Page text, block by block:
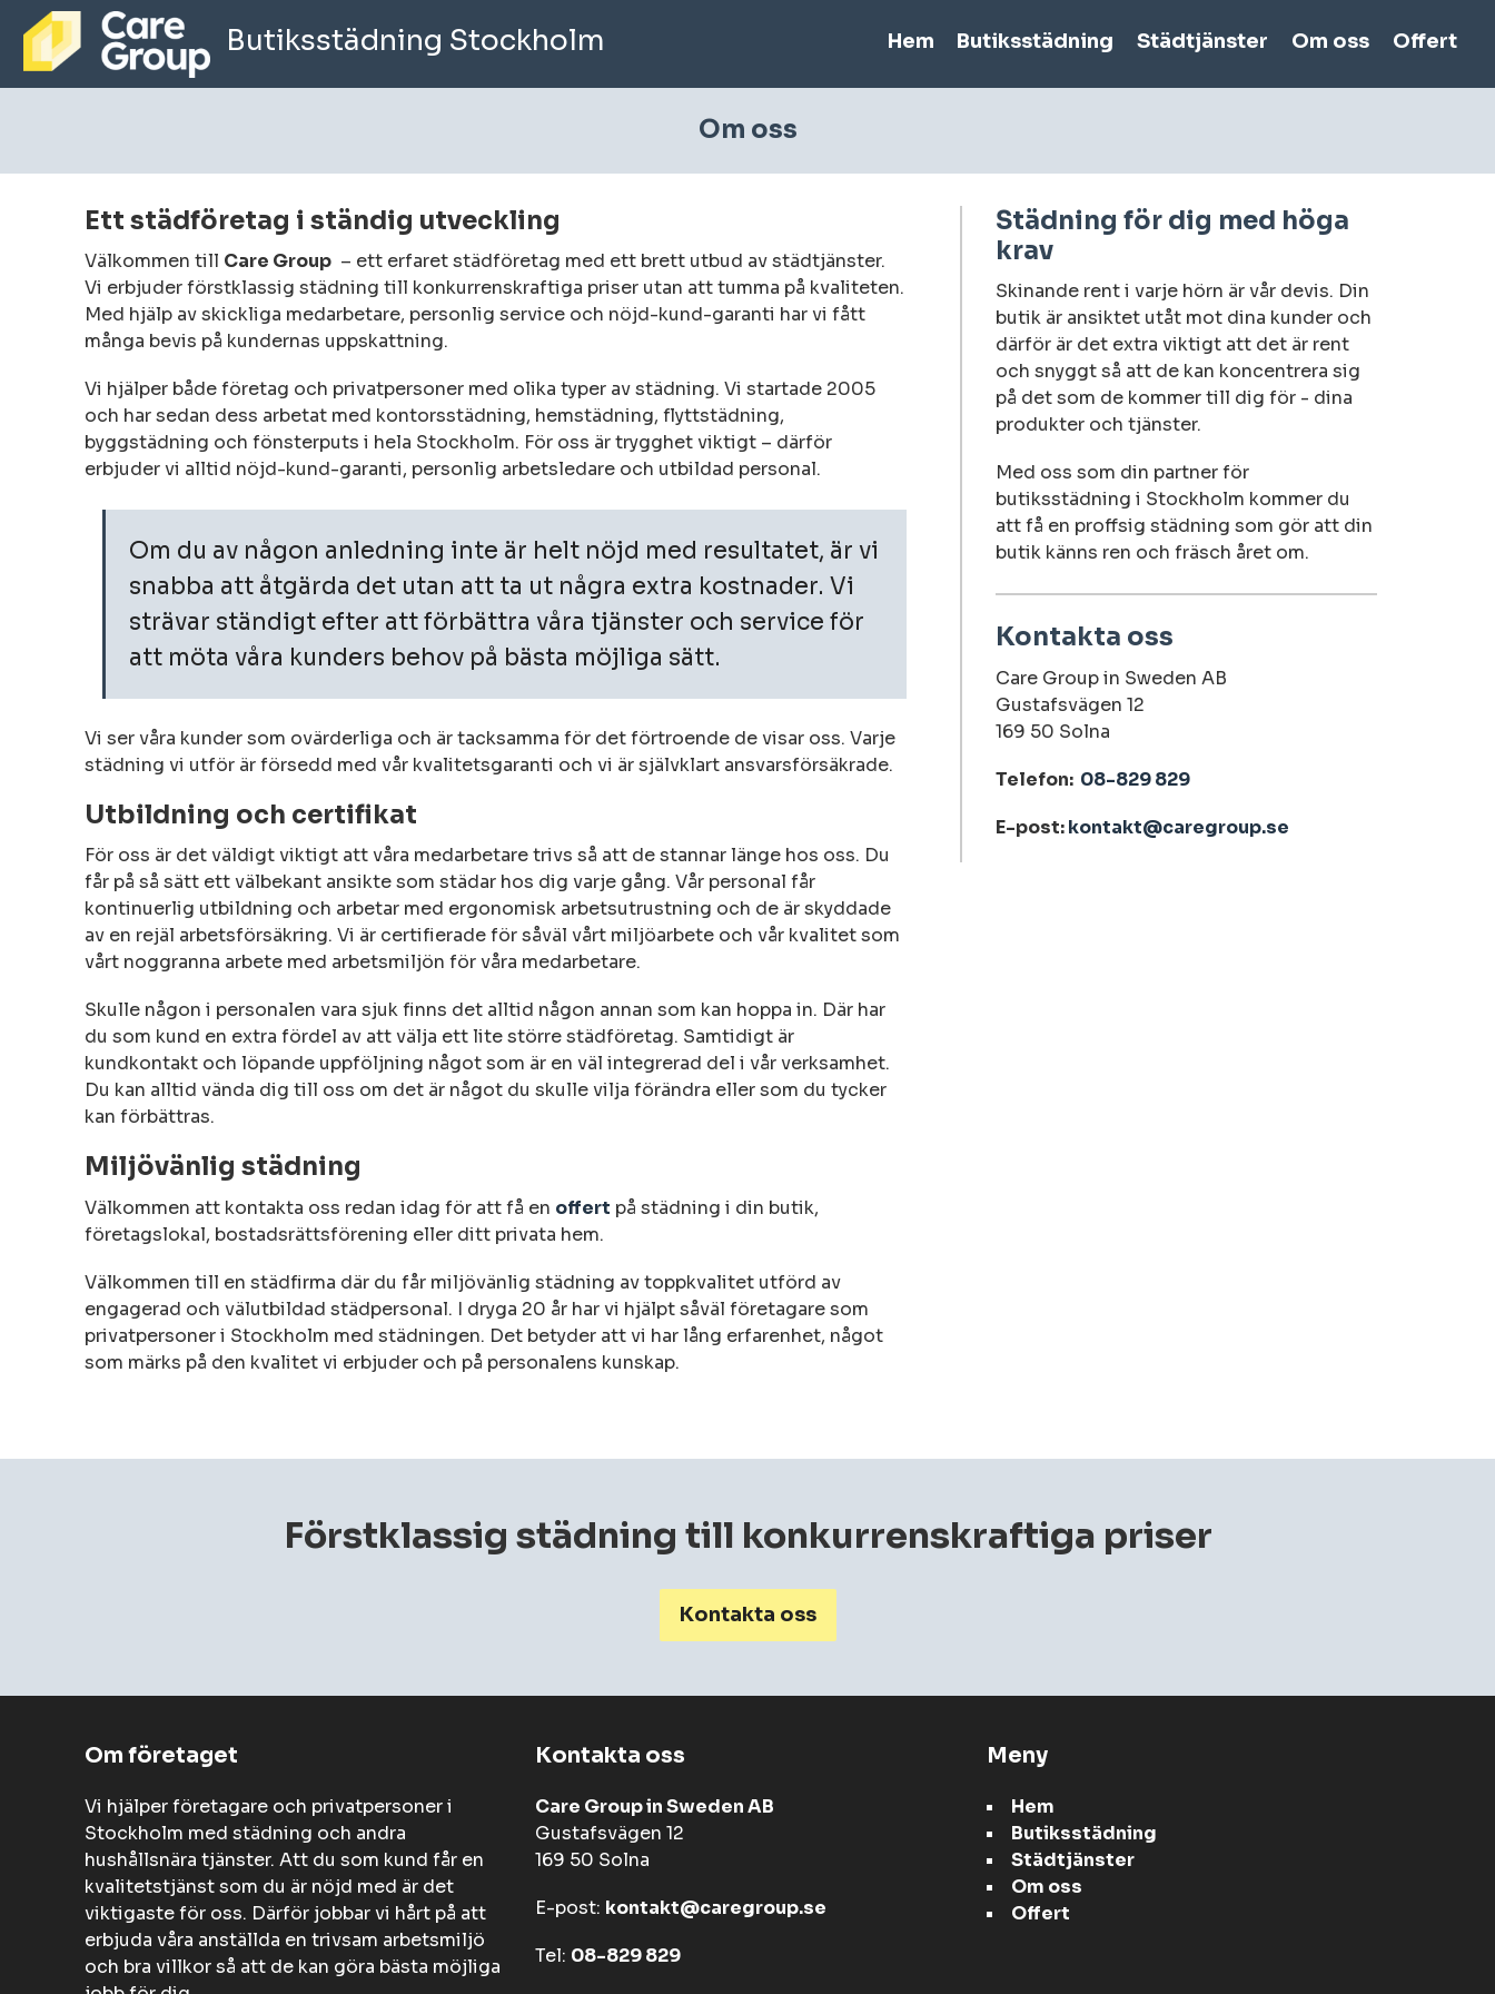
Hem Butiksstädning Städtjänster Om oss Offert
Butiksstädning Stockholm
Om oss
Ett städföretag i ständig utveckling
Välkommen till Care Group – ett erfaret städföretag med ett brett utbud av städtjänster.
Vi erbjuder förstklassig städning till konkurrenskraftiga priser utan att tumma på kvaliteten.
Med hjälp av skickliga medarbetare, personlig service och nöjd-kund-garanti har vi fått
många bevis på kundernas uppskattning.
Vi hjälper både företag och privatpersoner med olika typer av städning. Vi startade 2005
och har sedan dess arbetat med kontorsstädning, hemstädning, flyttstädning,
byggstädning och fönsterputs i hela Stockholm. För oss är trygghet viktigt – därför
erbjuder vi alltid nöjd-kund-garanti, personlig arbetsledare och utbildad personal.
Om du av någon anledning inte är helt nöjd med resultatet, är vi
snabba att åtgärda det utan att ta ut några extra kostnader. Vi
strävar ständigt efter att förbättra våra tjänster och service för
att möta våra kunders behov på bästa möjliga sätt.
Vi ser våra kunder som ovärderliga och är tacksamma för det förtroende de visar oss. Varje
städning vi utför är försedd med vår kvalitetsgaranti och vi är självklart ansvarsförsäkrade.
Utbildning och certifikat
För oss är det väldigt viktigt att våra medarbetare trivs så att de stannar länge hos oss. Du
får på så sätt ett välbekant ansikte som städar hos dig varje gång. Vår personal får
kontinuerlig utbildning och arbetar med ergonomisk arbetsutrustning och de är skyddade
av en rejäl arbetsförsäkring. Vi är certifierade för såväl vårt miljöarbete och vår kvalitet som
vårt noggranna arbete med arbetsmiljön för våra medarbetare.
Skulle någon i personalen vara sjuk finns det alltid någon annan som kan hoppa in. Där har
du som kund en extra fördel av att välja ett lite större städföretag. Samtidigt är
kundkontakt och löpande uppföljning något som är en väl integrerad del i vår verksamhet.
Du kan alltid vända dig till oss om det är något du skulle vilja förändra eller som du tycker
kan förbättras.
Miljövänlig städning
Välkommen att kontakta oss redan idag för att få en offert på städning i din butik,
företagslokal, bostadsrättsförening eller ditt privata hem.
Välkommen till en städfirma där du får miljövänlig städning av toppkvalitet utförd av
engagerad och välutbildad städpersonal. I dryga 20 år har vi hjälpt såväl företagare som
privatpersoner i Stockholm med städningen. Det betyder att vi har lång erfarenhet, något
som märks på den kvalitet vi erbjuder och på personalens kunskap.
Städning för dig med höga
krav
Skinande rent i varje hörn är vår devis. Din
butik är ansiktet utåt mot dina kunder och
därför är det extra viktigt att det är rent
och snyggt så att de kan koncentrera sig
på det som de kommer till dig för - dina
produkter och tjänster.
Med oss som din partner för
butiksstädning i Stockholm kommer du
att få en proffsig städning som gör att din
butik känns ren och fräsch året om.
Kontakta oss
Care Group in Sweden AB
Gustafsvägen 12
169 50 Solna
Telefon: 08-829 829
E-post:kontakt@caregroup.se
Förstklassig städning till konkurrenskraftiga priser
Kontakta oss
Om företaget
Vi hjälper företagare och privatpersoner i
Stockholm med städning och andra
hushållsnära tjänster. Att du som kund får en
kvalitetstjänst som du är nöjd med är det
viktigaste för oss. Därför jobbar vi hårt på att
erbjuda våra anställda en trivsam arbetsmiljö
och bra villkor så att de kan göra bästa möjliga
Kontakta oss
Care Group in Sweden AB
Gustafsvägen 12
169 50 Solna
E-post: kontakt@caregroup.se
Tel: 08-829 829
Meny
Hem
Butiksstädning
Städtjänster
Om oss
Offert